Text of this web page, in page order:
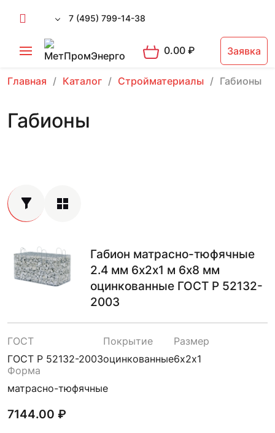
7 (495) 799-14-38
0.00₽ Заявка
Главная Каталог Стройматериалы Габионы
Габионы
Габион матрасно-тюфячные
2.4 мм 6х2х1 м 6х8 мм
оцинкованные ГОСТ Р 52132-
2003
ГОСТ
ГОСТ Р 52132-2003
Покрытие
оцинкованные
Размер
6х2х1
Форма
матрасно-тюфячные
7144.00 ₽